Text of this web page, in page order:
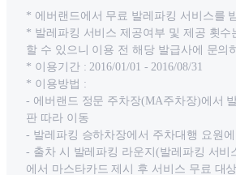
* 에버랜드에서 무료 발레파킹 서비스를
* 발레파킹 서비스 제공여부 및 제공 횟수
할 수 있으니 이용 전 해당 발급사에 문의
* 이용기간 : 2016/01/01 - 2016/08/31
* 이용방법 :
- 에버랜드 정문 주차장(MA주차장)에서
판 따라 이동
- 발레파킹 승하차장에서 주차대행 요원
- 출차 시 발레파킹 라운지(발레파킹 서비
에서 마스타카드 제시 후 서비스 무료 대